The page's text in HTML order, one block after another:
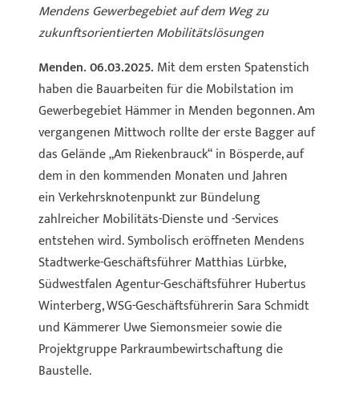
Mendens Gewerbegebiet auf dem Weg zu
zukunftsorientierten Mobilitätslösungen
Menden. 06.03.2025. Mit dem ersten Spatenstich
haben die Bauarbeiten für die Mobilstation im
Gewerbegebiet Hämmer in Menden begonnen. Am
vergangenen Mittwoch rollte der erste Bagger auf
das Gelände „Am Riekenbrauck“ in Bösperde, auf
dem in den kommenden Monaten und Jahren
ein Verkehrsknotenpunkt zur Bündelung
zahlreicher Mobilitäts-Dienste und -Services
entstehen wird. Symbolisch eröffneten Mendens
Stadtwerke-Geschäftsführer Matthias Lürbke,
Südwestfalen Agentur-Geschäftsführer Hubertus
Winterberg, WSG-Geschäftsführerin Sara Schmidt
und Kämmerer Uwe Siemonsmeier sowie die
Projektgruppe Parkraumbewirtschaftung die
Baustelle.
Wortabstand verkleinern
Zeilenabstand vergrößern
Zeilenabstand verkleinern
Graustufen
Großer Mauszeiger
Lesehilfe
Links unterstreichen
Animationen ausschalten